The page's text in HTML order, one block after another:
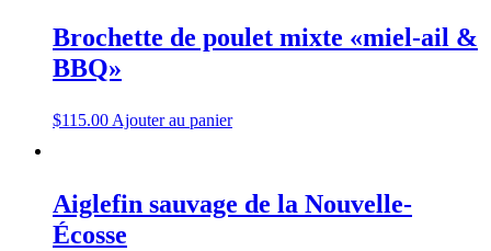
Brochette de poulet mixte «miel-ail &
BBQ»
$115.00 Ajouter au panier
Aiglefin sauvage de la Nouvelle-
Écosse